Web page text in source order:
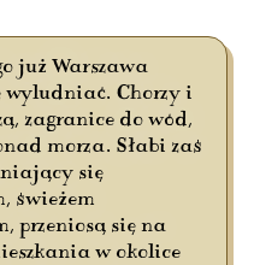
już Warszawa
wyludniać. Chorzy i
zagranice do wód,
morza. Słabi zaś
się
świeżem
przeniosą się na
w okolice